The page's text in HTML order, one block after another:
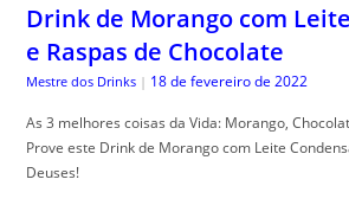
Drink de Morango com
e Raspas de Chocolate
Mestre dos Drinks | 18 de fevereiro de 2022
As 3 melhores coisas da Vida: Morango,
Prove este Drink de Morango com Leite
Deuses!